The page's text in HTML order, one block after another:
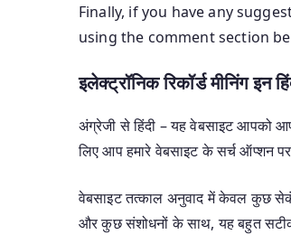
Finally, if you have any
using the comment section
इलेक्ट्रॉनिक रिकॉर्ड मीनिंग इन
अंग्रेजी से हिंदी – यह वेबसाइट आपको
लिए आप हमारे वेबसाइट के सर्च ऑप्शन
वेबसाइट तत्काल अनुवाद में केवल कुछ
और कुछ संशोधनों के साथ, यह बहुत